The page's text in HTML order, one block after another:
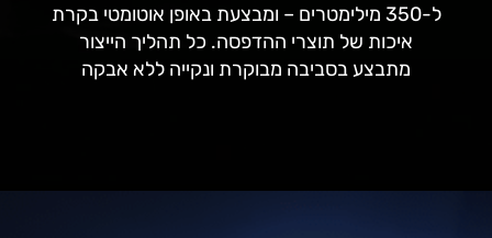
ל-350 מילימטרים – ומבצעת באופן אוטומטי בקרת
איכות של תוצרי ההדפסה. כל תהליך הייצור
מתבצע בסביבה מבוקרת ונקייה ללא אבקה